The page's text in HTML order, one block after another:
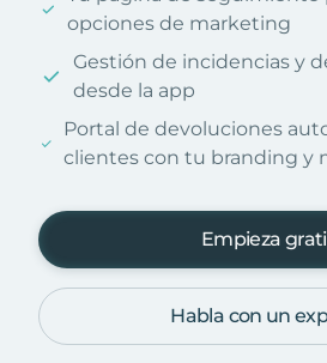
opciones de marketing
Gestión de incidencias y
desde la app
Portal de devoluciones
clientes con tu branding y
Empieza
Habla con un